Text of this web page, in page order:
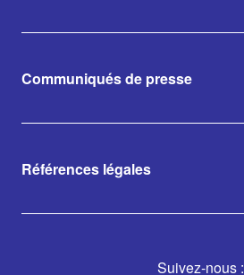
Communiqués de presse
Références légales
Suivez-nous :